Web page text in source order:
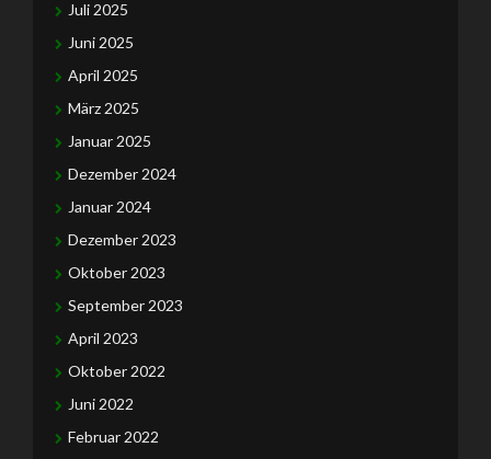
Juli 2025
Juni 2025
April 2025
März 2025
Januar 2025
Dezember 2024
Januar 2024
Dezember 2023
Oktober 2023
September 2023
April 2023
Oktober 2022
Juni 2022
Februar 2022